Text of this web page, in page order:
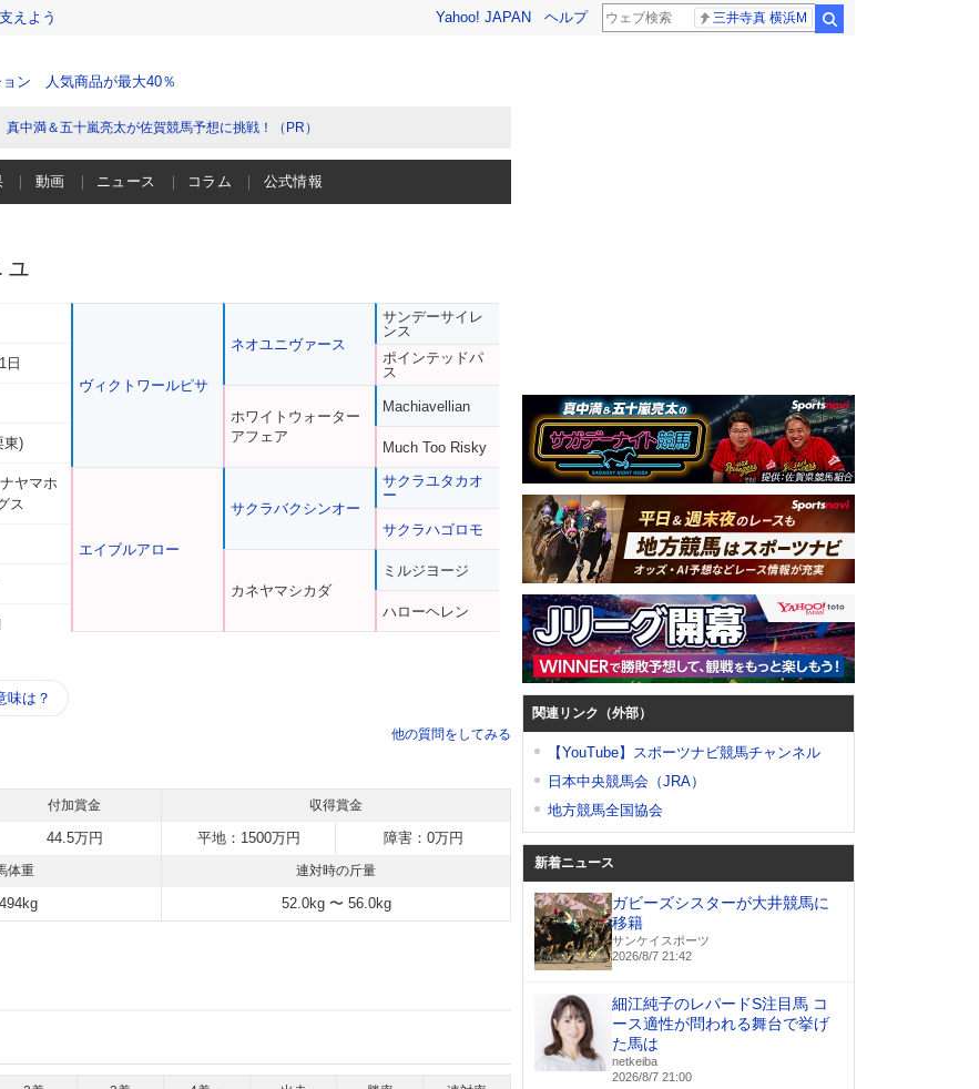
えよう Yahoo! JAPAN ヘルプ 三井寺真 横浜M
ョン 人気商品が最大40％
真中満＆五十嵐亮太が佐賀競馬予想に挑戦！（PR）
動画 ニュース コラム 公式情報
日
東)
ヤマホ
ス
ヴィクトワールピサ
エイブルアロー
ネオユニヴァース
ホワイトウォーター
アフェア
サクラバクシンオー
カネヤマシカダ
サンデーサイレ
ンス
ポインテッドパ
ス
Machiavellian
Much Too Risky
サクラユタカオ
ー
サクラハゴロモ
ミルジヨージ
ハローヘレン
味は？
他の質問をしてみる
付加賞金 収得賞金
44.5万円 平地：1500万円 障害：0万円
体重 連対時の斤量
52.0kg 〜 56.0kg
関連リンク（外部）
【YouTube】スポーツナビ競馬チャンネル
日本中央競馬会（JRA）
地方競馬全国協会
新着ニュース
ガビーズシスターが大井競馬に
移籍
サンケイスポーツ
2026/8/7 21:42
細江純子のレパードS注目馬 コ
ース適性が問われる舞台で挙げ
た馬は
netkeiba
2026/8/7 21:00